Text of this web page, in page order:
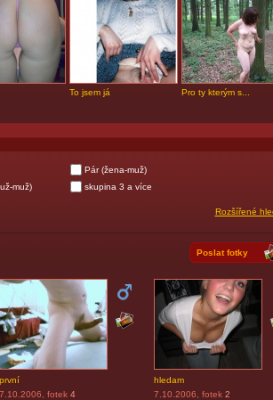
To jsem já Pro ty kterým s...
Pár (žena-muž)
muž) skupina 3 a více
Rozšířené
Poslat fotky
první
7.10.2006 , fotek 4
hledam
7.10.2006 , fotek 2